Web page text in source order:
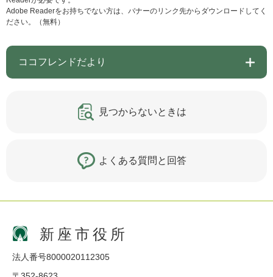
Adobe Readerをお持ちでない方は、バナーのリンク先からダウンロードしてく
ださい。（無料）
ココフレンドだより
見つからないときは
よくある質問と回答
新座市役所
法人番号8000020112305